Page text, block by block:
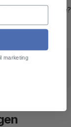
Brauchen Sie Hilfe?
marketing